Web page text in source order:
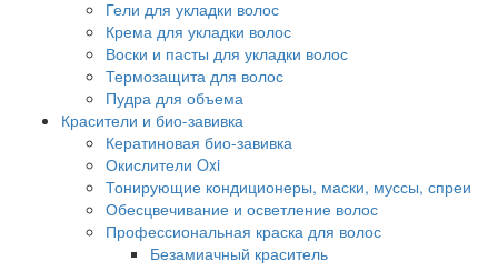
Гели для укладки волос
Крема для укладки волос
Воски и пасты для укладки волос
Термозащита для волос
Пудра для объема
Красители и био-завивка
Кератиновая био-завивка
Окислители Oxi
Тонирующие кондиционеры, маски, муссы, спреи
Обесцвечивание и осветление волос
Профессиональная краска для волос
Безамиачный краситель